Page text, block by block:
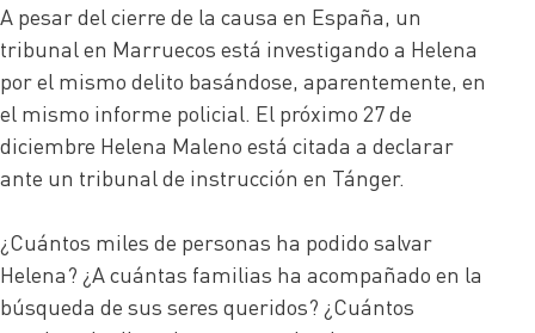
A pesar del cierre de la causa en España, un
tribunal en Marruecos está investigando a Helena
por el mismo delito basándose, aparentemente, en
el mismo informe policial. El próximo 27 de
diciembre Helena Maleno está citada a declarar
ante un tribunal de instrucción en Tánger.
¿Cuántos miles de personas ha podido salvar
Helena? ¿A cuántas familias ha acompañado en la
búsqueda de sus seres queridos? ¿Cuántos